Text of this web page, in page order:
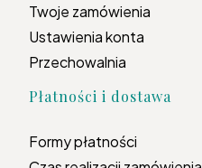
Twoje zamówienia
Ustawienia konta
Przechowalnia
Płatności i dostawa
Formy płatności